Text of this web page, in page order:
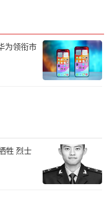
为领衔市
牲 烈士